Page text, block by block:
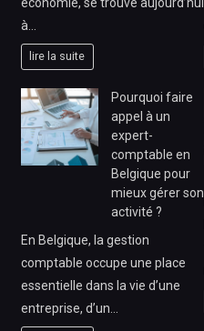
à…
lire la suite
Pourquoi faire
appel à un
expert-
comptable en
Belgique pour
mieux gérer son
activité ?
En Belgique, la gestion
comptable occupe une place
essentielle dans la vie d’une
entreprise, d’un…